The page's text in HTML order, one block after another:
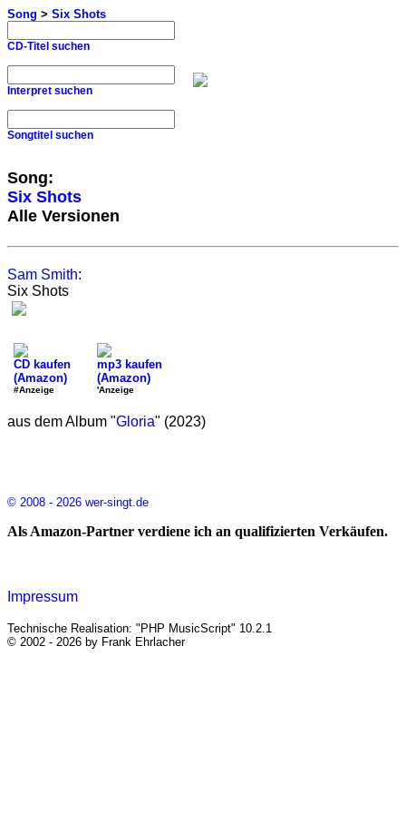
Song > Six Shots
CD-Titel suchen
Interpret suchen
Songtitel suchen
Song:
Six Shots
Alle Versionen
Sam Smith:
Six Shots
CD kaufen
(Amazon)
#Anzeige
mp3 kaufen
(Amazon)
'Anzeige
aus dem Album "Gloria" (2023)
© 2008 - 2026 wer-singt.de
Als Amazon-Partner verdiene ich an qualifizierten Verkäufen.
Impressum
Technische Realisation: "PHP MusicScript" 10.2.1
© 2002 - 2026 by Frank Ehrlacher